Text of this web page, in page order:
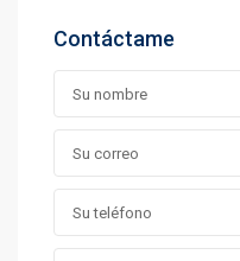
Contáctame